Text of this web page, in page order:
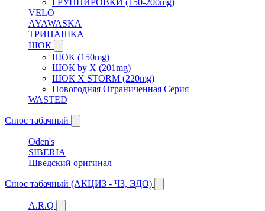
VELO
AYAWASKA
ТРИНАШКА
ШОК
ШОК (150mg)
ШОК by X (201mg)
ШОК X STORM (220mg)
Новогодняя Ограниченная Серия
WASTED
Снюс табачный
Oden's
SIBERIA
Шведский оригинал
Снюс табачный (АКЦИЗ - ЧЗ, ЭДО)
A.R.Q